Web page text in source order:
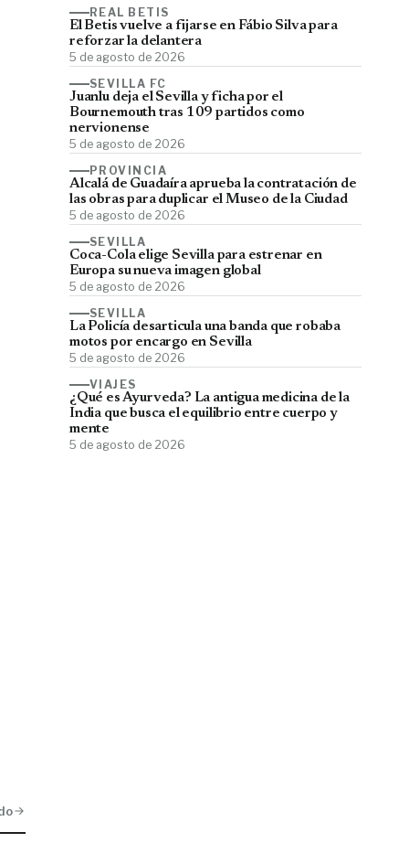
REAL BETIS
El Betis vuelve a fijarse en Fábio Silva para
reforzar la delantera
5 de agosto de 2026
SEVILLA FC
Juanlu deja el Sevilla y ficha por el
Bournemouth tras 109 partidos como
nervionense
5 de agosto de 2026
PROVINCIA
Alcalá de Guadaíra aprueba la contratación de
las obras para duplicar el Museo de la Ciudad
5 de agosto de 2026
SEVILLA
Coca-Cola elige Sevilla para estrenar en
Europa su nueva imagen global
5 de agosto de 2026
SEVILLA
La Policía desarticula una banda que robaba
motos por encargo en Sevilla
5 de agosto de 2026
VIAJES
¿Qué es Ayurveda? La antigua medicina de la
India que busca el equilibrio entre cuerpo y
mente
5 de agosto de 2026